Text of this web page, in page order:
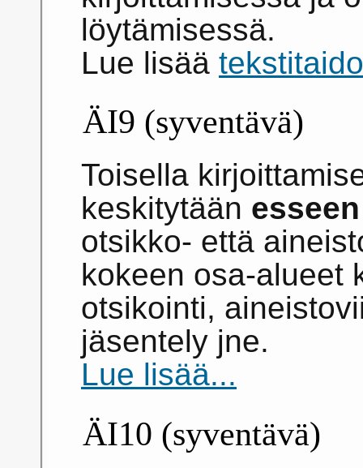
löytämisessä.
Lue lisää
ÄI9 (syventävä)
Toisella
keskitytään
otsikko- että
kokeen osa-alueet
otsikointi,
jäsentely jne.
Lue lisää...
ÄI10 (syventävä)